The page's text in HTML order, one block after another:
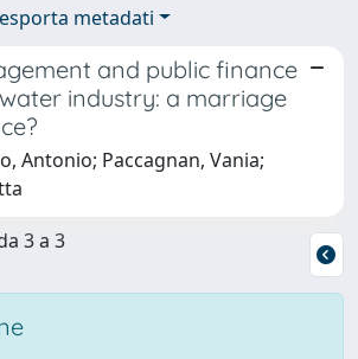
esporta metadati
and public finance
industry: a marriage
Antonio; Paccagnan, Vania;
3 a 3